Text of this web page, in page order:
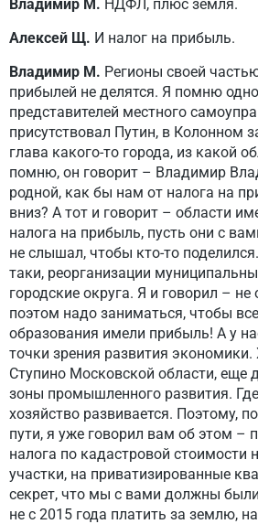
Владимир М. НДФЛ, плюс земля.
Алексей Щ. И налог на прибыль.
Владимир М. Регионы своей
прибылей не делятся. Я помню
представителей местного
присутствовал Путин, в Колонном
глава какого-то города, из какой
помню, он говорит – Владимир
родной, как бы нам от налога на
вниз? А тот и говорит – области
налога на прибыль, пусть они с
не слышал, чтобы кто-то
таки, реорганизации
городские округа. Я и говорил –
поэтом надо заниматься, чтобы
образования имели прибыль! А у
точки зрения развития экономики.
Ступино Московской области, еще
зоны промышленного развития.
хозяйство развивается. Поэтому,
пути, я уже говорил вам об этом –
налога по кадастровой стоимости
участки, на приватизированные
секрет, что мы с вами должны
не с 2015 года платить за землю,